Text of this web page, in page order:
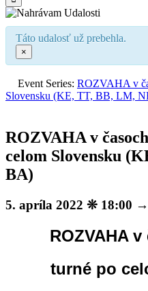
Táto udalosť už prebehla.
×
Event Series: ROZVAHA v
Slovensku (KE, TT, BB, LM,
ROZVAHA v
celom Slovensku
BA)
5. apríla 2022 ❊ 18:00 →
ROZVAHA
turné po